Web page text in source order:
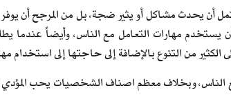
أن يحدث مشاكل أو يثير ضجة، بل من المرجح أن
يستخدم مهارات التعامل مع الناس، وأيضاً عندما
من التنوع بالإضافة إلى حاجتها إلى استخدام
وبخلاف معظم اصناف الشخصيات يحب المؤدي